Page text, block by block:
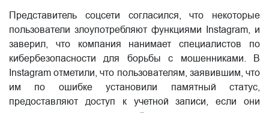
Представитель соцсети согласился, что некоторые
пользователи злоупотребляют функциями Instagram, и
заверил, что компания нанимает специалистов по
кибербезопасности для борьбы с мошенниками. В
Instagram отметили, что пользователям, заявившим, что
им по ошибке установили памятный статус,
предоставляют доступ к учетной записи, если они